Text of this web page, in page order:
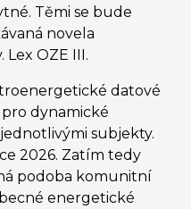
Těmi se bude
novela
OZE III.
datové
dynamické
subjekty.
2026. Zatím tedy
podoba komunitní
energetické